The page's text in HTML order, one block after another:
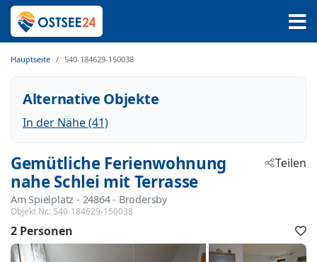
Hauptseite 540-184629-150038
Alternative Objekte
In der Nähe (41)
Gemütliche Ferienwohnung
nahe Schlei mit Terrasse
Am Spielplatz - 24864 - Brodersby
Objekt Nr.: 540-184629-150038
Teilen
2 Personen